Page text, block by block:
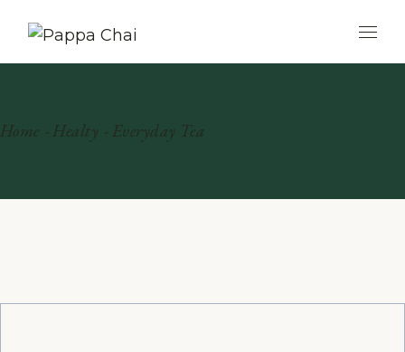
Home Healty Everyday Tea